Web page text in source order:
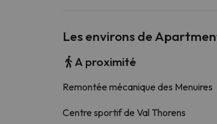
Les environs de
A proximité
Remontée mécanique des Menuires
Centre sportif de Val Thorens